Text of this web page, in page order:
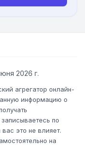
2026 г.
агрегатор онлайн-
информацию о
по
это не влияет.
на